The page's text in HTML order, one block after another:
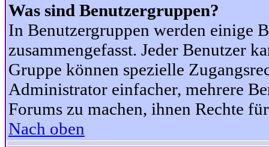
Was sind Benutzergruppen?
In Benutzergruppen werden einige
zusammengefasst. Jeder Benutzer
Gruppe können spezielle
Administrator einfacher, mehrere
Forums zu machen, ihnen Rechte
Nach oben